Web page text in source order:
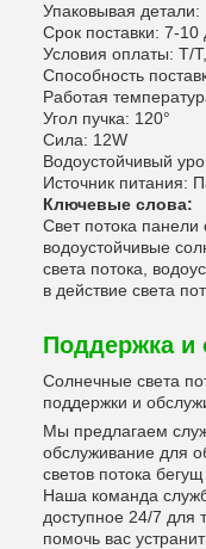
Упаковывая детали:
Срок поставки: 7-10
Условия оплаты: T/
Способность
Работая
Угол пучка: 120°
Сила: 12W
Водоустойчивый
Источник питания:
Ключевые слова:
Свет потока панели
водоустойчивые
света потока,
в действие света
Поддержка и
Солнечные света
поддержки и
Мы предлагаем
обслуживание для
светов потока
Наша команда
доступное 24/7 для
помочь вас